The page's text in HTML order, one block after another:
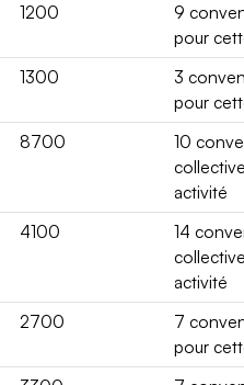
1200
9
pour
1300
3
pour
8700
10
activité
4100
14
activité
2700
7
pour